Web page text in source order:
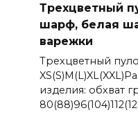
Трехцветный
шарф, белая
варежки
Трехцветный
изделия: обхват